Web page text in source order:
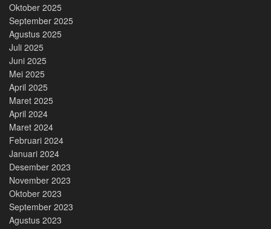
Oktober 2025
September 2025
Agustus 2025
Juli 2025
Juni 2025
Mei 2025
April 2025
Maret 2025
April 2024
Maret 2024
Februari 2024
Januari 2024
Desember 2023
November 2023
Oktober 2023
September 2023
Agustus 2023